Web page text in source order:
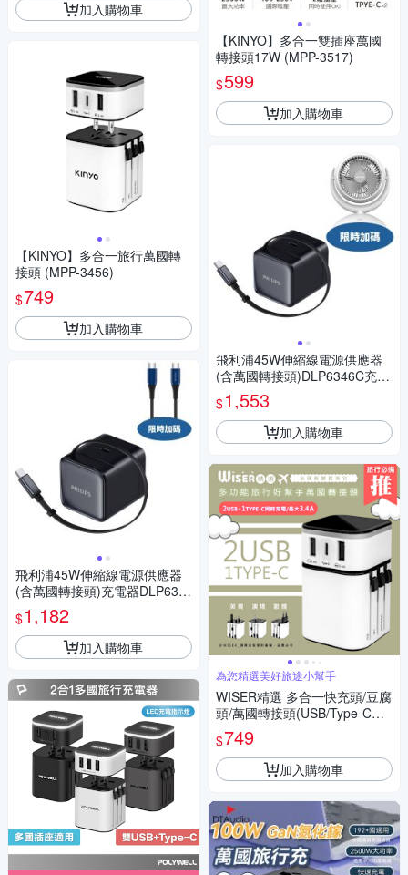
加入購物車
【KINYO】多合一旅行萬國轉
接頭 (MPP-3456)
$749
加入購物車
飛利浦45W伸縮線電源供應器
(含萬國轉接頭)充電器DLP634
6C
$1,182
加入購物車
【KINYO】多合一雙插座萬國
轉接頭17W (MPP-3517)
$599
加入購物車
飛利浦45W伸縮線電源供應器
(含萬國轉接頭)DLP6346C充電
器DLP6346C-COOL
$1,553
加入購物車
為您精選美好旅途小幫手
WISER精選 多合一快充頭/豆腐
頭/萬國轉接頭(USB/Type-C雙
認證)
$749
加入購物車